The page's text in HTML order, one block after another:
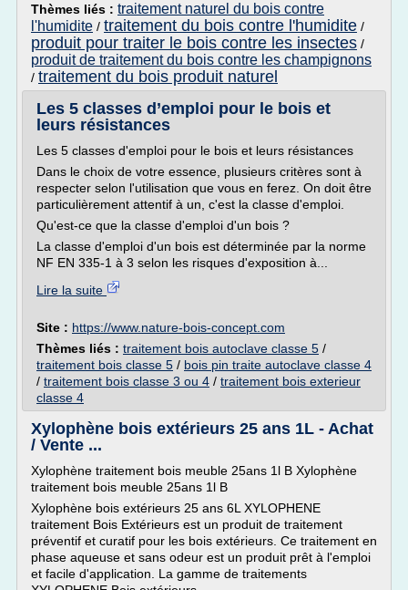
Thèmes liés : traitement naturel du bois contre
l'humidite / traitement du bois contre l'humidite /
produit pour traiter le bois contre les insectes /
produit de traitement du bois contre les champignons
/ traitement du bois produit naturel
Les 5 classes d’emploi pour le bois et
leurs résistances
Les 5 classes d'emploi pour le bois et leurs résistances
Dans le choix de votre essence, plusieurs critères sont à
respecter selon l'utilisation que vous en ferez. On doit être
particulièrement attentif à un, c'est la classe d'emploi.
Qu'est-ce que la classe d'emploi d'un bois ?
La classe d'emploi d'un bois est déterminée par la norme
NF EN 335-1 à 3 selon les risques d'exposition à...
Lire la suite
Site : https://www.nature-bois-concept.com
Thèmes liés : traitement bois autoclave classe 5 /
traitement bois classe 5 / bois pin traite autoclave classe 4
/ traitement bois classe 3 ou 4 / traitement bois exterieur
classe 4
Xylophène bois extérieurs 25 ans 1L - Achat
/ Vente ...
Xylophène traitement bois meuble 25ans 1l B Xylophène
traitement bois meuble 25ans 1l B
Xylophène bois extérieurs 25 ans 6L XYLOPHENE
traitement Bois Extérieurs est un produit de traitement
préventif et curatif pour les bois extérieurs. Ce traitement en
phase aqueuse et sans odeur est un produit prêt à l'emploi
et facile d'application. La gamme de traitements